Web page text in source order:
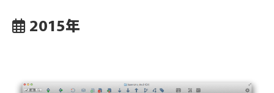
2015年